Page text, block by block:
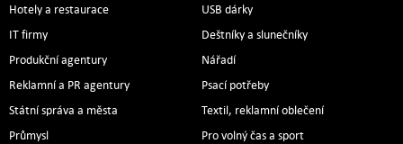
Hotely a restaurace
IT firmy
Produkční agentury
Reklamní a PR agentury
Státní správa a města
Průmysl
USB dárky
Deštníky a slunečníky
Nářadí
Psací potřeby
Textil, reklamní oblečení
Pro volný čas a sport